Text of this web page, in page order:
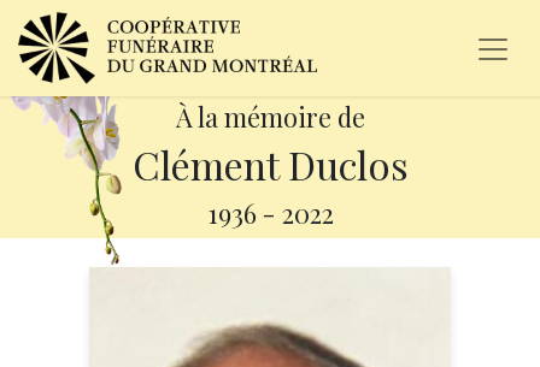
À la mémoire de
Clément Duclos
1936 - 2022